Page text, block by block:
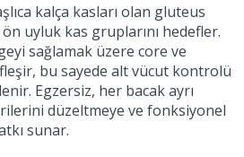
kalça kasları olan gluteus
uyluk kas gruplarını hedefler.
sağlamak üzere core ve
bu sayede alt vücut kontrolü
Egzersiz, her bacak ayrı
düzeltmeye ve fonksiyonel
sunar.